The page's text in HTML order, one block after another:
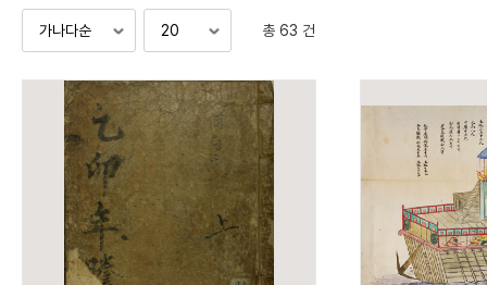
검색 연산자 사용안내
연산자
AND 정조 AND 정약용
“정조”와 “정약
색
정조 OR 정약용 “정조” 또는 “정
총 63 건